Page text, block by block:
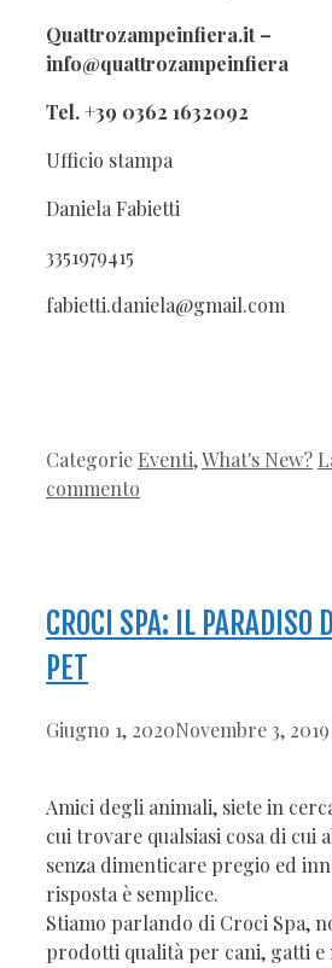
Quattrozampeinfiera.it –
info@quattrozampeinfiera
Tel. +39 0362 1632092
Ufficio stampa
Daniela Fabietti
3351979415
fabietti.daniela@gmail.com
Categorie Eventi,What's New?
commento
CROCI SPA: IL PARADISO
PET
Giugno 1, 2020Novembre 3, 2019
Amici degli animali, siete in
cui trovare qualsiasi cosa di cui
senza dimenticare pregio ed
risposta è semplice.
Stiamo parlando di Croci Spa,
prodotti qualità per cani, gatti